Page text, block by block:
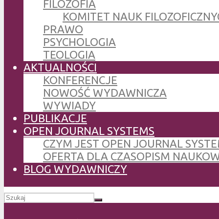
FILOZOFIA
KOMITET NAUK
PRAWO
PSYCHOLOGIA
TEOLOGIA
AKTUALNOŚCI
KONFERENCJE
NOWOŚĆ WYDAWNICZA
WYWIADY
PUBLIKACJE
OPEN JOURNAL SYSTEMS
CZYM JEST OPEN JOURNAL
OFERTA DLA CZASOPISM
BLOG WYDAWNICZY